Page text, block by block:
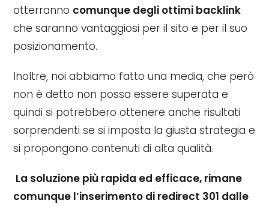
otterranno comunque degli ottimi backlink
che saranno vantaggiosi per il sito e per il suo
posizionamento.
Inoltre, noi abbiamo fatto una media, che però
non è detto non possa essere superata e
quindi si potrebbero ottenere anche risultati
sorprendenti se si imposta la giusta strategia e
si propongono contenuti di alta qualità.
La soluzione più rapida ed efficace, rimane
comunque l’inserimento di redirect 301 dalle